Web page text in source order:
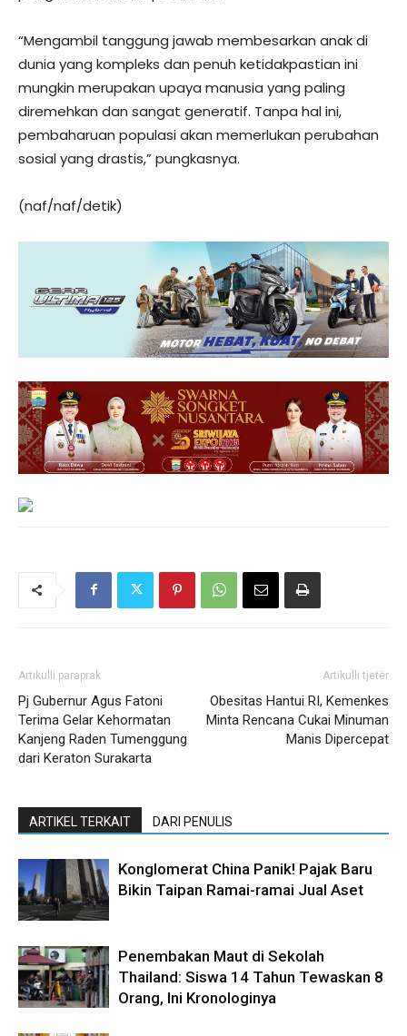
“Mengambil tanggung jawab membesarkan anak di
dunia yang kompleks dan penuh ketidakpastian ini
mungkin merupakan upaya manusia yang paling
diremehkan dan sangat generatif. Tanpa hal ini,
pembaharuan populasi akan memerlukan perubahan
sosial yang drastis,” pungkasnya.
(naf/naf/detik)
Artikulli paraprak
Pj Gubernur Agus Fatoni
Terima Gelar Kehormatan
Kanjeng Raden Tumenggung
dari Keraton Surakarta
Artikulli tjetër
Obesitas Hantui RI, Kemenkes
Minta Rencana Cukai Minuman
Manis Dipercepat
ARTIKEL TERKAIT DARI PENULIS
Konglomerat China Panik! Pajak Baru
Bikin Taipan Ramai-ramai Jual Aset
Penembakan Maut di Sekolah
Thailand: Siswa 14 Tahun Tewaskan 8
Orang, Ini Kronologinya